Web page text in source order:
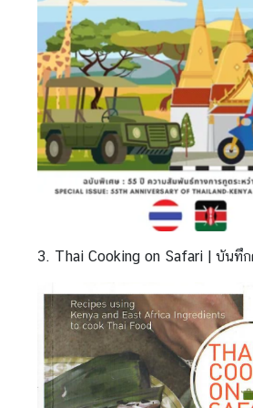
s
|
ข่
า
ว
ส
า
ร
ป
ะ
ก
า
ศ
3. Thai Cooking on Safari | บันทึก